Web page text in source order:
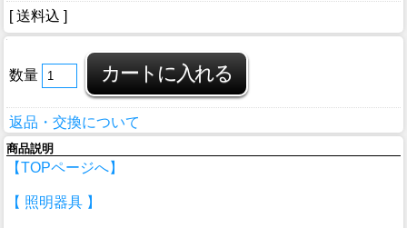
[ 送料込 ]
数量
返品・交換について
商品説明
【TOPページへ】
【 照明器具 】